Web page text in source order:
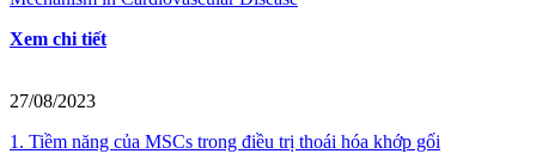
Xem chi tiết
27/08/2023
1. Tiềm năng của MSCs trong điều trị thoái hóa khớp gối